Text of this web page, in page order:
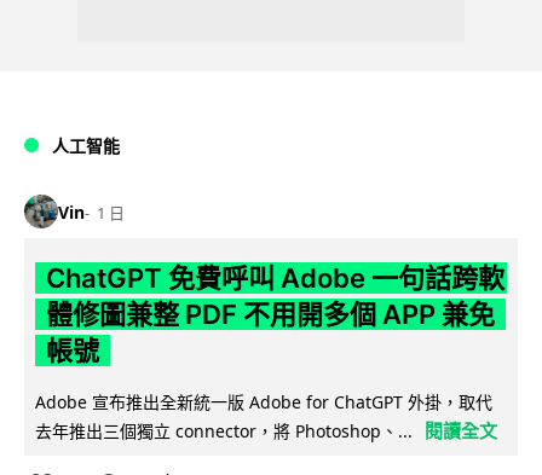
人工智能
Vin 1 日
ChatGPT 免費呼叫 Adobe 一句話跨軟
體修圖兼整 PDF 不用開多個 APP 兼免
帳號
Adobe 宣布推出全新統一版 Adobe for ChatGPT 外掛，取代
去年推出三個獨立 connector，將 Photoshop、...
閱讀全文